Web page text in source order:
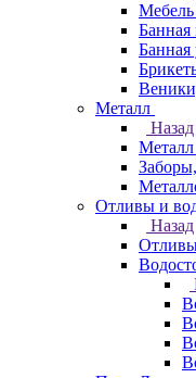
Мебель
Банная
Банная
Металл
Назад
Металл
Отливы и
Назад
Отливы